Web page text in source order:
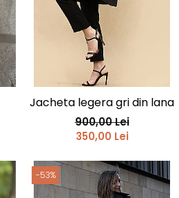
Jacheta legera gri din lana
900,00 Lei
350,00 Lei
-53%